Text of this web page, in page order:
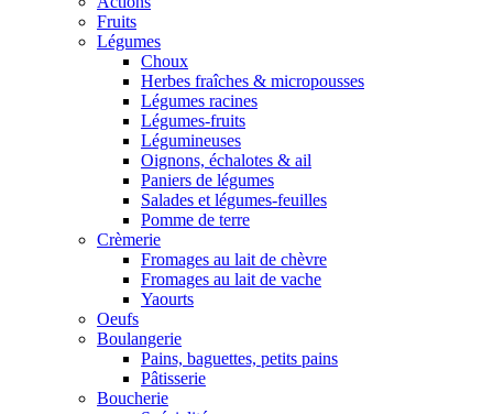
Fruits
Légumes
Choux
Herbes fraîches & micropousses
Légumes racines
Légumes-fruits
Légumineuses
Oignons, échalotes & ail
Paniers de légumes
Salades et légumes-feuilles
Pomme de terre
Crèmerie
Fromages au lait de chèvre
Fromages au lait de vache
Yaourts
Oeufs
Boulangerie
Pains, baguettes, petits pains
Pâtisserie
Boucherie